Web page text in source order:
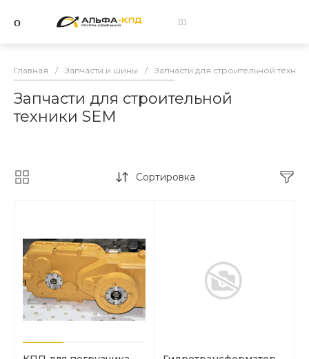
Главная / Запчасти и шины / Запчасти для строительной
Запчасти для строительной
техники SEM
Сортировка